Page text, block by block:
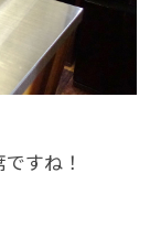
すね！